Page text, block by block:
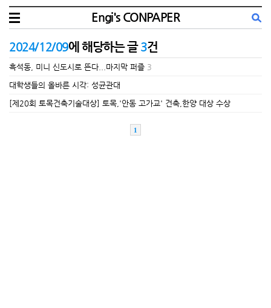
Engi's CONPAPER
2024/12/09에 해당하는 글3건
흑석동, 미니 신도시로 뜬다...마지막 퍼즐 3
대학생들의 올바른 시각: 성균관대
[제20회 토목건축기술대상] 토목,'안동 고가교' 건축,한양 대상 수상
1